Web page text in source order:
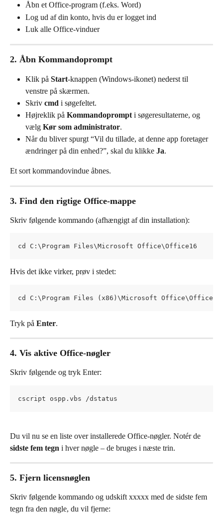
Åbn et Office-program (f.eks. Word)
Log ud af din konto, hvis du er logget ind
Luk alle Office-vinduer
2. Åbn Kommandoprompt
Klik på Start-knappen (Windows-ikonet) nederst til
venstre på skærmen.
Skriv cmd i søgefeltet.
Højreklik på Kommandoprompt i søgeresultaterne, og
vælg Kør som administrator.
Når du bliver spurgt “Vil du tillade, at denne app foretager
ændringer på din enhed?”, skal du klikke Ja.
Et sort kommandovindue åbnes.
3. Find den rigtige Office-mappe
Skriv følgende kommando (afhængigt af din installation):
cd C:\Program Files\Microsoft Office\Office16
Hvis det ikke virker, prøv i stedet:
cd C:\Program Files (x86)\Microsoft
Tryk på Enter.
4. Vis aktive Office-nøgler
Skriv følgende og tryk Enter:
cscript ospp.vbs /dstatus
Du vil nu se en liste over installerede Office-nøgler. Notér de
sidste fem tegn i hver nøgle – de bruges i næste trin.
5. Fjern licensnøglen
Skriv følgende kommando og udskift xxxxx med de sidste fem
tegn fra den nøgle, du vil fjerne: